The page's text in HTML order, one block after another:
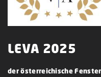
LEVA 2025
der österreichische